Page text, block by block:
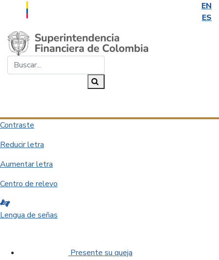
EN
ES
Saltar al contenido principal
Contraste
Reducir letra
Aumentar letra
Centro de relevo
Lengua de señas
Presente su queja